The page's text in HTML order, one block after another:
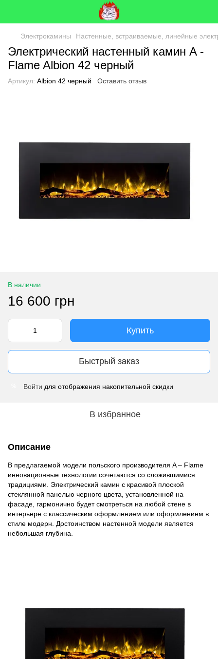
Электрокамины Настенные, встраиваемые, линейные
Электрический настенный камин A -
Flame Albion 42 черный
Артикул: Albion 42 черный Оставить отзыв
В наличии
16 600 грн
Купить
Быстрый заказ
Войти для отображения накопительной скидки
В избранное
Описание
В предлагаемой модели польского производителя A – Flame
инновационные технологии сочетаются со сложившимися
традициями. Электрический камин с красивой плоской
стеклянной панелью черного цвета, установленной на
фасаде, гармонично будет смотреться на любой стене в
интерьере с классическим оформлением или оформлением в
стиле модерн. Достоинством настенной модели является
небольшая глубина.